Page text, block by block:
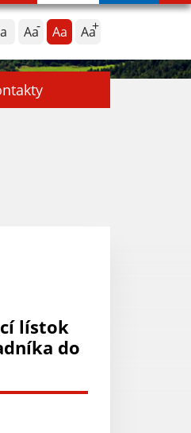
Aa Aa Aa
lístok
do